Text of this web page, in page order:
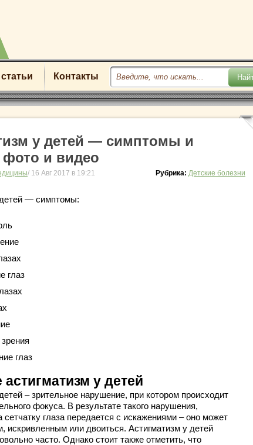
Контакты
у детей — симптомы и
фото и видео
/ 16 Авг 2017 в 19:21 Рубрика: Детские болезни
— симптомы:
глаз
глаз
астигматизм у детей
– зрительное нарушение, при котором происходит
фокуса. В результате такого нарушения,
сетчатку глаза передается с искажениями – оно может
искривленным или двоиться. Астигматизм у детей
часто. Однако стоит также отметить, что